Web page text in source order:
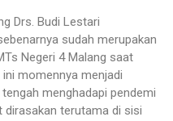
Drs. Budi Lestari
sudah merupakan
Negeri 4 Malang saat
momennya menjadi
menghadapi pendemi
dirasakan terutama di sisi